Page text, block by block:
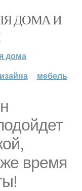
ДОМА И
дома
мебель
время